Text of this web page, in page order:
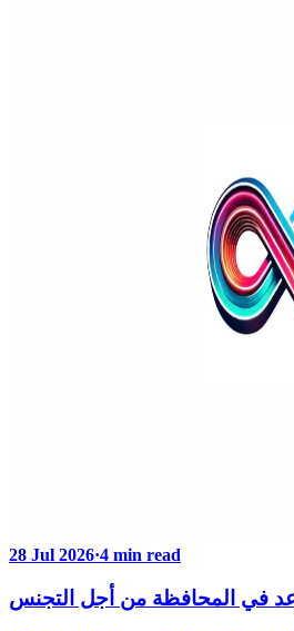
28 Jul 2026·4 min read
في المحافظة من أجل التجنس